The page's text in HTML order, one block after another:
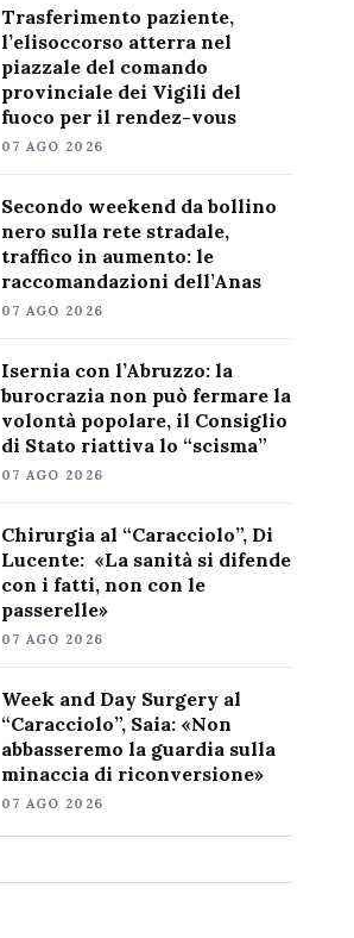
Trasferimento paziente,
l’elisoccorso atterra nel
piazzale del comando
provinciale dei Vigili del
fuoco per il rendez-vous
07 AGO 2026
Secondo weekend da bollino
nero sulla rete stradale,
traffico in aumento: le
raccomandazioni dell’Anas
07 AGO 2026
Isernia con l’Abruzzo: la
burocrazia non può fermare la
volontà popolare, il Consiglio
di Stato riattiva lo “scisma”
07 AGO 2026
Chirurgia al “Caracciolo”, Di
Lucente: «La sanità si difende
con i fatti, non con le
passerelle»
07 AGO 2026
Week and Day Surgery al
“Caracciolo”, Saia: «Non
abbasseremo la guardia sulla
minaccia di riconversione»
07 AGO 2026